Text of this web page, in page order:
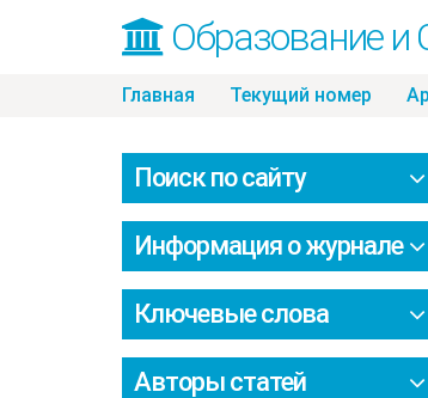
Образование и
Skip
content
Главная Текущий номер
Поиск по сайту
Информация о журнале
Ключевые слова
Авторы статей